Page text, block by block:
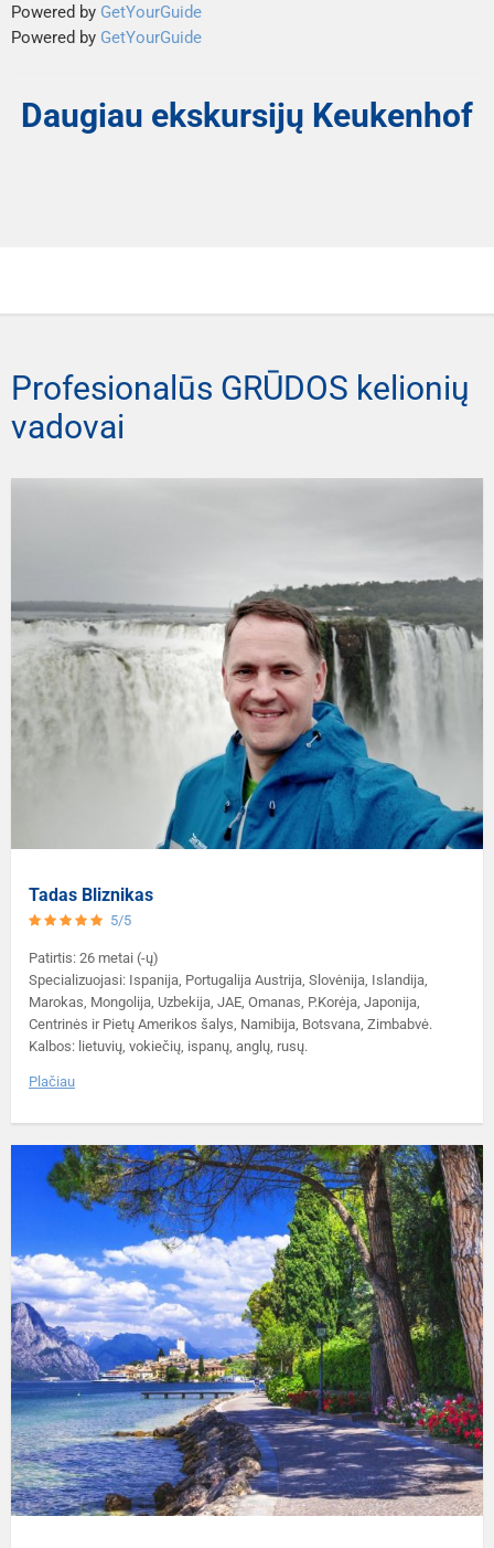
Powered by GetYourGuide
Powered by GetYourGuide
Daugiau ekskursijų Keukenhof
Profesionalūs GRŪDOS kelionių
vadovai
Tadas Bliznikas
5/5
Patirtis: 26 metai (-ų)
Specializuojasi: Ispanija, Portugalija Austrija, Slovėnija, Islandija,
Marokas, Mongolija, Uzbekija, JAE, Omanas, P.Korėja, Japonija,
Centrinės ir Pietų Amerikos šalys, Namibija, Botsvana, Zimbabvė.
Kalbos: lietuvių, vokiečių, ispanų, anglų, rusų.
Plačiau